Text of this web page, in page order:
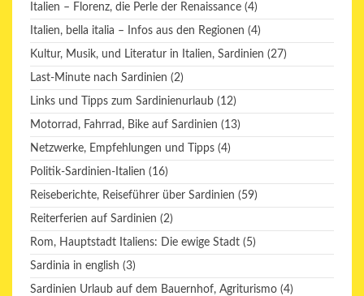
Italien – Florenz, die Perle der Renaissance (4)
Italien, bella italia – Infos aus den Regionen (4)
Kultur, Musik, und Literatur in Italien, Sardinien (27)
Last-Minute nach Sardinien (2)
Links und Tipps zum Sardinienurlaub (12)
Motorrad, Fahrrad, Bike auf Sardinien (13)
Netzwerke, Empfehlungen und Tipps (4)
Politik-Sardinien-Italien (16)
Reiseberichte, Reiseführer über Sardinien (59)
Reiterferien auf Sardinien (2)
Rom, Hauptstadt Italiens: Die ewige Stadt (5)
Sardinia in english (3)
Sardinien Urlaub auf dem Bauernhof, Agriturismo (4)